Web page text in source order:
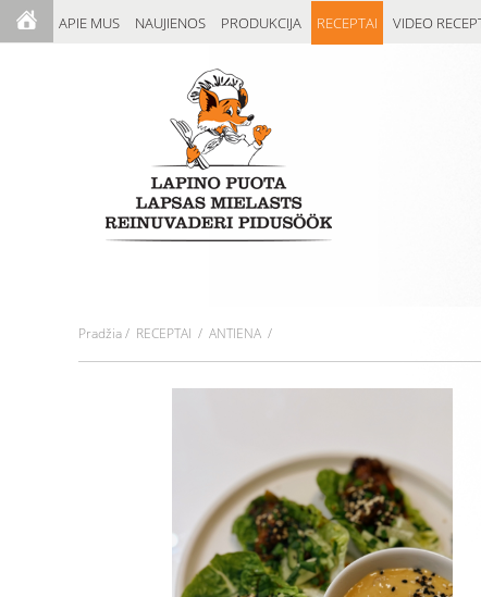
APIE MUS NAUJIENOS PRODUKCIJA RECEPTAI VIDEO
Pradžia/ RECEPTAI / ANTIENA /